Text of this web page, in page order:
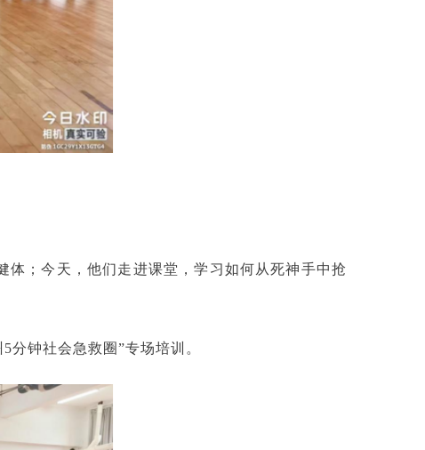
；今天，他们走进课堂，学习如何从死神手中抢
钟社会急救圈”专场培训。